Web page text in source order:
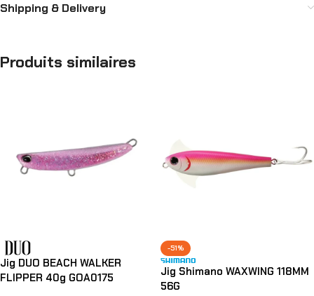
Shipping & Delivery
Produits similaires
Jig DUO BEACH WALKER
FLIPPER 40g GOA0175
-51%
Jig Shimano WAXWING 118MM
56G